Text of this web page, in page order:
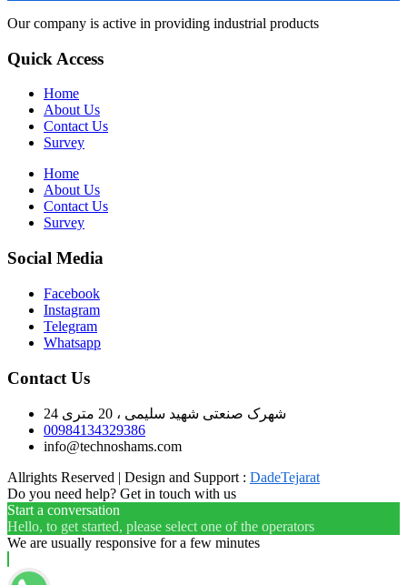
Our company is active in providing industrial products
Quick Access
Home
About Us
Contact Us
Survey
Home
About Us
Contact Us
Survey
Social Media
Facebook
Instagram
Telegram
Whatsapp
Contact Us
شهرک صنعتی شهید سلیمی ، 20 متری 24
00984134329386
info@technoshams.com
Allrights Reserved | Design and Support : DadeTejarat
Do you need help? Get in touch with us
Start a conversation
Hello, to get started, please select one of the operators
We are usually responsive for a few minutes